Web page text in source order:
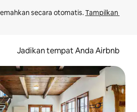
secara otomatis. Tampilkan
Jadikan tempat Anda Airbnb